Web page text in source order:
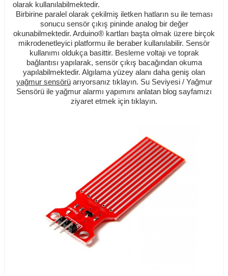
olarak kullanılabilmektedir.
Birbirine paralel olarak çekilmiş iletken hatların su ile teması
sonucu sensör çıkış pininde analog bir değer
okunabilmektedir. Arduino® kartları başta olmak üzere birçok
mikrodenetleyici platformu ile beraber kullanılabilir. Sensör
kullanımı oldukça basittir. Besleme voltajı ve toprak
bağlantısı yapılarak, sensör çıkış bacağından okuma
yapılabilmektedir. Algılama yüzey alanı daha geniş olan
yağmur sensörüarıyorsanız tıklayın. Su Seviyesi / Yağmur
Sensörü ile yağmur alarmı yapımını anlatan blog sayfamızı
ziyaret etmek için tıklayın.